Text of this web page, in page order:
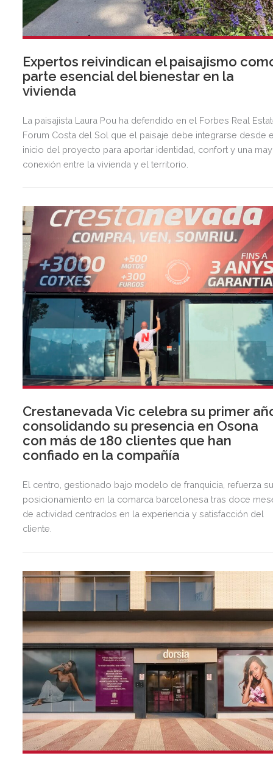
Expertos reivindican el paisajismo
parte esencial del bienestar en la
vivienda
La paisajista Laura Pou ha defendido en el Forbes Real
Forum Costa del Sol que el paisaje debe integrarse desde
inicio del proyecto para aportar identidad, confort y una
conexión entre la vivienda y el territorio.
Crestanevada Vic celebra su primer
consolidando su presencia en Osona
con más de 180 clientes que han
confiado en la compañía
El centro, gestionado bajo modelo de franquicia, refuerza
posicionamiento en la comarca barcelonesa tras doce
de actividad centrados en la experiencia y satisfacción del
cliente.